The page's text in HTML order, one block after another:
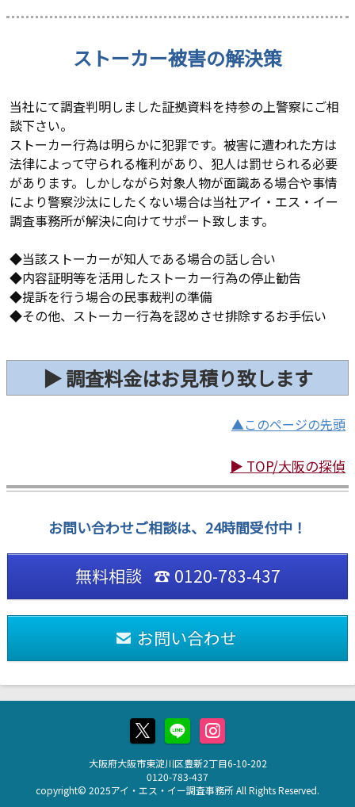
ストーカー被害の解決策
当社にて調査判明しました証拠資料を持参の上警察にご相
談下さい。
ストーカー行為は明らかに犯罪です。被害に遭われた方は
法律によって守られる権利があり、犯人は罰せられる必要
があります。しかしながら対象人物が面識ある場合や事情
により警察沙汰にしたくない場合は当社アイ・エス・イー
調査事務所が解決に向けてサポート致します。
◆当該ストーカーが知人である場合の話し合い
◆内容証明等を活用したストーカー行為の停止勧告
◆提訴を行う場合の民事裁判の準備
◆その他、ストーカー行為を認めさせ排除するお手伝い
▶ 調査料金はお見積り致します
▲このページの先頭
▶ TOP/大阪の探偵
お問い合わせご相談は、24時間受付中！
無料相談 ☎ 0120-783-437
お問い合わせ
大阪府大阪市東淀川区豊新2丁目6-10-202
0120-783-437
copyright© 2025アイ・エス・イー調査事務所 All Rights Reserved.